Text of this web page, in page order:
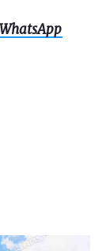
WhatsApp